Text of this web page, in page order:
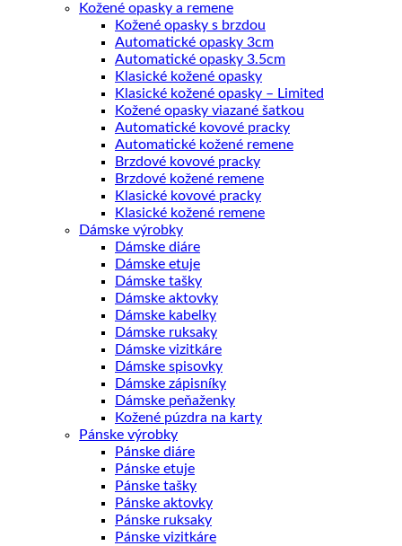
Kožené opasky a remene
Kožené opasky s brzdou
Automatické opasky 3cm
Automatické opasky 3.5cm
Klasické kožené opasky
Klasické kožené opasky – Limited
Kožené opasky viazané šatkou
Automatické kovové pracky
Automatické kožené remene
Brzdové kovové pracky
Brzdové kožené remene
Klasické kovové pracky
Klasické kožené remene
Dámske výrobky
Dámske diáre
Dámske etuje
Dámske tašky
Dámske aktovky
Dámske kabelky
Dámske ruksaky
Dámske vizitkáre
Dámske spisovky
Dámske zápisníky
Dámske peňaženky
Kožené púzdra na karty
Pánske výrobky
Pánske diáre
Pánske etuje
Pánske tašky
Pánske aktovky
Pánske ruksaky
Pánske vizitkáre